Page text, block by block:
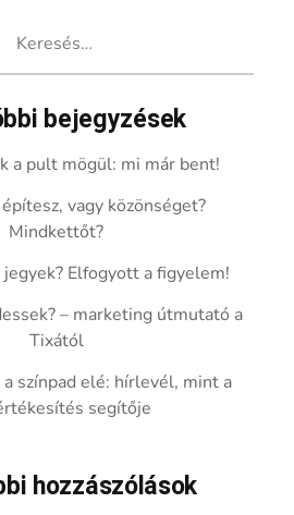
bejegyzések
a pult mögül: mi már bent!
vagy közönséget?
Mindkettőt?
Elfogyott a figyelem!
– marketing útmutató a
Tixától
színpad elé: hírlevél, mint a
segítője
hozzászólások